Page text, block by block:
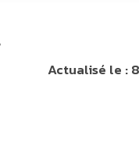
Actualisé le :